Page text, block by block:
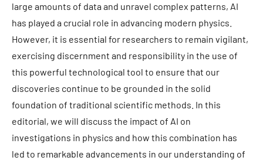
large amounts of data and unravel complex patterns, AI
has played a crucial role in advancing modern physics.
However, it is essential for researchers to remain vigilant,
exercising discernment and responsibility in the use of
this powerful technological tool to ensure that our
discoveries continue to be grounded in the solid
foundation of traditional scientific methods. In this
editorial, we will discuss the impact of AI on
investigations in physics and how this combination has
led to remarkable advancements in our understanding of